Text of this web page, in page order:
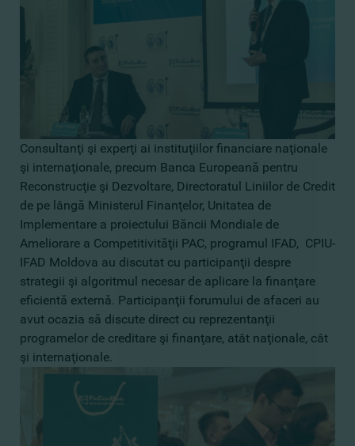
Consultanţi şi experţi ai instituţiilor financiare naţionale
şi internaţionale, precum Banca Europeană pentru
Reconstrucţie şi Dezvoltare, Directoratul Liniilor de Credit
de pe lângă Ministerul Finanţelor, Unitatea de
Implementare a proiectului Băncii Mondiale de
Ameliorare a Competitivităţii PAC, programul IFAD, CPIU-
IFAD Moldova au discutat cu participanţii despre
strategii şi algoritmul necesar de aplicare la finanţare
eficientă externă. Participanţii forumului de afaceri au
avut ocazia să discute direct cu reprezentanţii
programelor de creditare şi finanţare, atât naţionale, cât
şi internaţionale.